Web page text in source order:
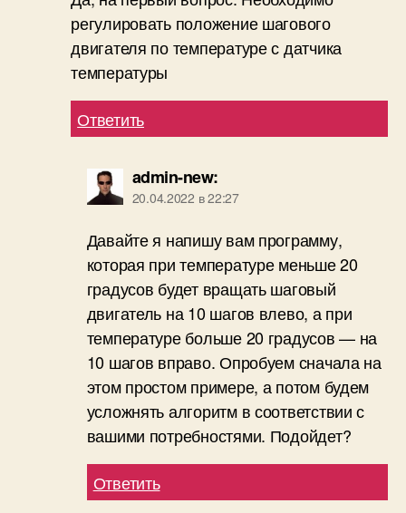
регулировать положение шагового
двигателя по температуре с датчика
температуры
Ответить
admin-new:
20.04.2022 в 22:27
Давайте я напишу вам программу,
которая при температуре меньше 20
градусов будет вращать шаговый
двигатель на 10 шагов влево, а при
температуре больше 20 градусов — на
10 шагов вправо. Опробуем сначала на
этом простом примере, а потом будем
усложнять алгоритм в соответствии с
вашими потребностями. Подойдет?
Ответить